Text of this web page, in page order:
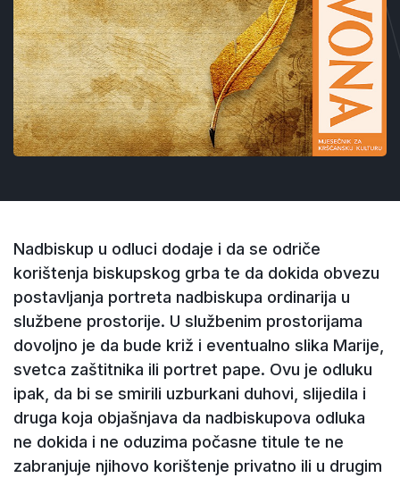
Nadbiskup u odluci dodaje i da se odriče
korištenja biskupskog grba te da dokida obvezu
postavljanja portreta nadbiskupa ordinarija u
službene prostorije. U službenim prostorijama
dovoljno je da bude križ i eventualno slika Marije,
svetca zaštitnika ili portret pape. Ovu je odluku
ipak, da bi se smirili uzburkani duhovi, slijedila i
druga koja objašnjava da nadbiskupova odluka
ne dokida i ne oduzima počasne titule te ne
zabranjuje njihovo korištenje privatno ili u drugim